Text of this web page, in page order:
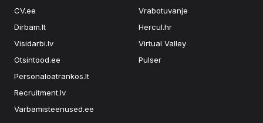
CV.ee
Dirbam.lt
Visidarbi.lv
Otsintood.ee
Personaloatrankos.lt
Recruitment.lv
Varbamisteenused.ee
Vrabotuvanje
Hercul.hr
Virtual Valley
Pulser